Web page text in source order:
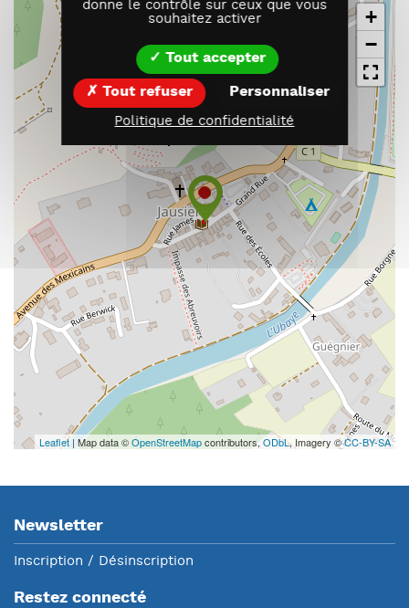
+
−
Leaflet| Map data ©OpenStreetMapcontributors,ODbL, Imagery ©CC-BY-SA
Newsletter
Inscription / Désinscription
Restez connecté
donne le contrôle sur ceux que vous
souhaitez activer
Tout accepter
Tout refuser Personnaliser
Politique de confidentialité